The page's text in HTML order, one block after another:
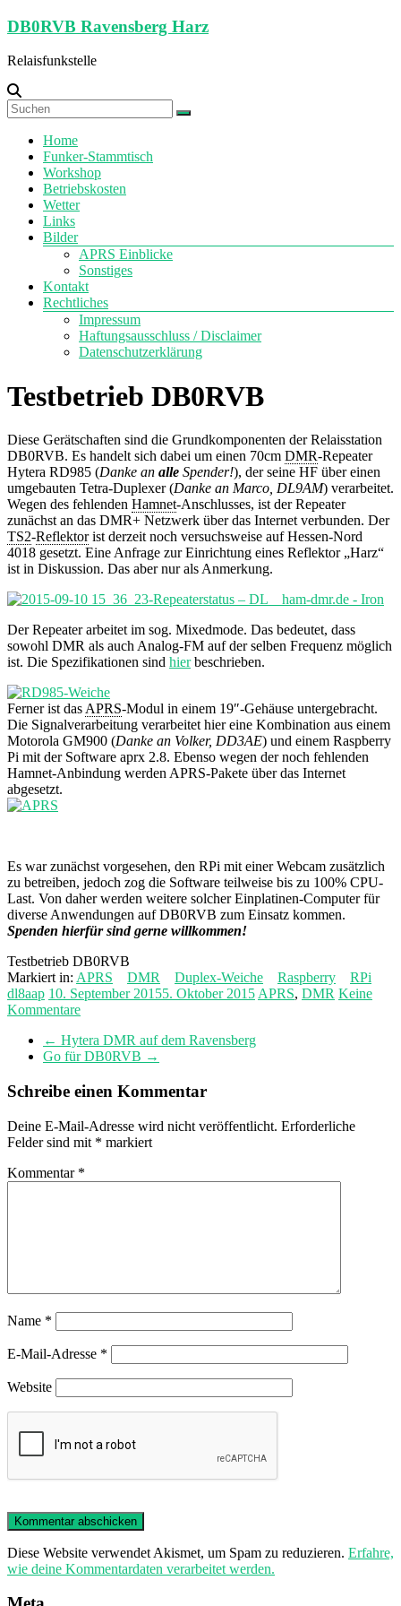
Zum
springen
DB0RVB Ravensberg Harz
Relaisfunkstelle
Menü
Home
Funker-Stammtisch
Workshop
Betriebskosten
Wetter
Links
Bilder
APRS Einblicke
Sonstiges
Kontakt
Rechtliches
Impressum
Haftungsausschluss / Disclaimer
Datenschutzerklärung
Testbetrieb DB0RVB
Diese Gerätschaften sind die Grundkomponenten der Relaisstation
DB0RVB. Es handelt sich dabei um einen 70cm DMR-Repeater
Hytera RD985 (Danke an alle Spender!), der seine HF über einen
umgebauten Tetra-Duplexer (Danke an Marco, DL9AM) verarbeitet.
Wegen des fehlenden Hamnet-Anschlusses, ist der Repeater
zunächst an das DMR+ Netzwerk über das Internet verbunden. Der
TS2-Reflektorist derzeit noch versuchsweise auf Hessen-Nord
4018 gesetzt. Eine Anfrage zur Einrichtung eines Reflektor „Harz“
ist in Diskussion. Das aber nur als Anmerkung.
Der Repeater arbeitet im sog. Mixedmode. Das bedeutet, dass
sowohl DMR als auch Analog-FM auf der selben Frequenz möglich
ist. Die Spezifikationen sind hierbeschrieben.
Ferner ist das APRS-Modul in einem 19″-Gehäuse untergebracht.
Die Signalverarbeitung verarbeitet hier eine Kombination aus einem
Motorola GM900 (Danke an Volker, DD3AE) und einem Raspberry
Pi mit der Software aprx 2.8. Ebenso wegen der noch fehlenden
Hamnet-Anbindung werden APRS-Pakete über das Internet
abgesetzt.
Es war zunächst vorgesehen, den RPi mit einer Webcam zusätzlich
zu betreiben, jedoch zog die Software teilweise bis zu 100% CPU-
Last. Von daher werden weitere solcher Einplatinen-Computer für
diverse Anwendungen auf DB0RVB zum Einsatz kommen.
Spenden hierfür sind gerne willkommen!
Testbetrieb DB0RVB
Markiert in: APRS DMR Duplex-Weiche Raspberry
RPi
dl8aap 10. September 20155. Oktober 2015 APRS, DMR Keine
Kommentare
← Hytera DMR auf dem Ravensberg
Go für DB0RVB →
Schreibe einen Kommentar
Deine E-Mail-Adresse wird nicht veröffentlicht. Erforderliche
Felder sind mit * markiert
Kommentar *
Name *
E-Mail-Adresse *
Website
Diese Website verwendet Akismet, um Spam zu reduzieren. Erfahre,
wie deine Kommentardaten verarbeitet werden.